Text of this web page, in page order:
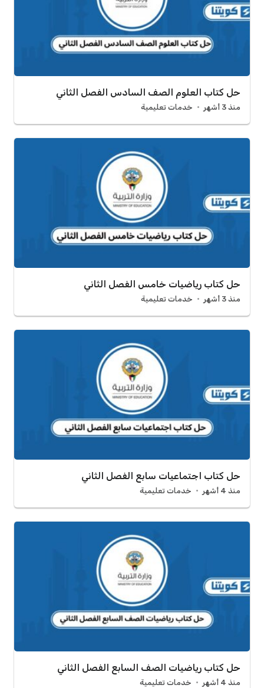
حل كتاب العلوم الصف السادس الفصل الثاني
منذ 3 أشهر خدمات تعليمية
حل كتاب رياضيات خامس الفصل الثاني
منذ 3 أشهر خدمات تعليمية
حل كتاب اجتماعيات سابع الفصل الثاني
منذ 4 أشهر خدمات تعليمية
حل كتاب رياضيات الصف السابع الفصل الثاني
منذ 4 أشهر خدمات تعليمية